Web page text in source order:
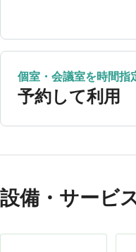
個室・会議室を時間指
予約して利用
設備・サービ